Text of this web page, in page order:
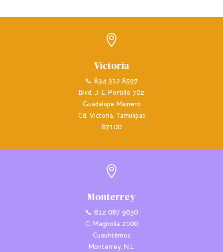

Victoria
📞 834 312 8597
Blvd. J. L. Portillo 702
Guadalupe Mainero
Cd. Victoria, Tamulipas
87100

Monterrey
📞 812 087 9030
C. Magnolia 2100
Cuauhtémoc
Monterrey, N.L.